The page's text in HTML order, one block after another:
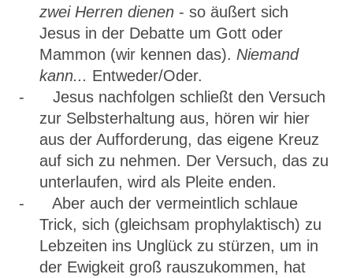
zwei Herren dienen - so äußert sich
Jesus in der Debatte um Gott oder
Mammon (wir kennen das). Nie­mand
kann... Entweder/Oder.
- Jesus nachfolgen schließt den Versuch
zur Selbsterhaltung aus, hören wir hier
aus der Aufforderung, das eigene Kreuz
auf sich zu nehmen. Der Versuch, das zu
unterlaufen, wird als Pleite enden.
- Aber auch der vermeintlich schlaue
Trick, sich (gleichsam prophylak­tisch) zu
Lebzeiten ins Unglück zu stürzen, um in
der Ewigkeit groß rauszukommen, hat